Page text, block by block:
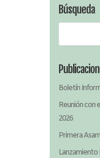
Búsqueda
Boletín
Reunión con
2026
Primera
Lanzamiento